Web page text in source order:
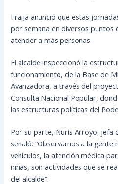
Fraija anunció que estas
por semana en diversos puntos
atender a más personas.
El alcalde inspeccionó la
funcionamiento, de la Base de
Avanzadora, a través del
Consulta Nacional Popular,
las estructuras políticas del
Por su parte, Nuris Arroyo, jefa
señaló: “Observamos a la
vehículos, la atención médica
niñas, son actividades que se
del alcalde”.